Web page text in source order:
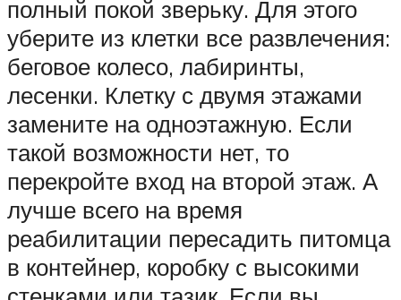
полный покой зверьку. Для этого
уберите из клетки все развлечения:
беговое колесо, лабиринты,
лесенки. Клетку с двумя этажами
замените на одноэтажную. Если
такой возможности нет, то
перекройте вход на второй этаж. А
лучше всего на время
реабилитации пересадить питомца
в контейнер, коробку с высокими